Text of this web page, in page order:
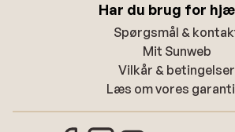
Har du brug for
Spørgsmål &
Mit Sunweb
Vilkår & betingelser
Læs om vores